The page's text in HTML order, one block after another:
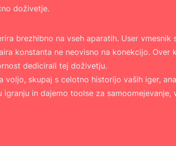
doživetje.
brezhibno na vseh aparatih. User
konstanta ne neovisno na konekcijo.
dedicirali tej doživetju.
voljo, skupaj s celotno historijo vaših iger,
in dajemo toolse za